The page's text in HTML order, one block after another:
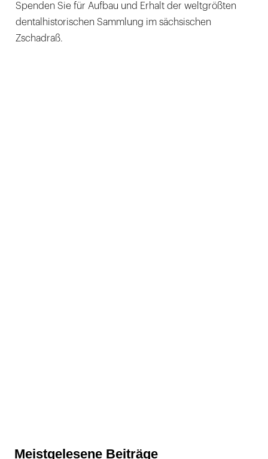
Spenden Sie für Aufbau und Erhalt der weltgrößten
dentalhistorischen Sammlung im sächsischen
Zschadraß.
Meistgelesene Beiträge